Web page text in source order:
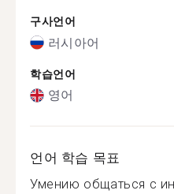
구사언어
러시아어
학습언어
영어
언어 학습 목표
Умению общаться с